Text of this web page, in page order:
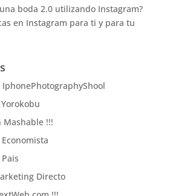
boda 2.0 utilizando Instagram?
en Instagram para ti y para tu
Mashable !!!
Directo